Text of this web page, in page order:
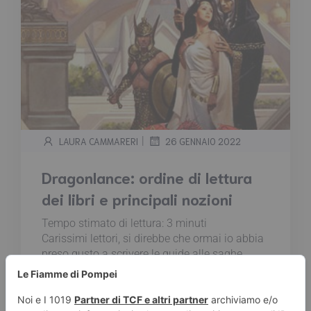
LAURA CAMMARERI | 26 GENNAIO 2022
Dragonlance: ordine di lettura
dei libri e principali nozioni
Tempo stimato di lettura: 3 minuti
Carissimi lettori, si direbbe che ormai io abbia
preso gusto a scrivere le guide alle saghe...
Oggi vorrei parlarvi di Dragonlance, fantasy
leggendario non solo come storia ma anche
nella realtà. Si perché forse non sapete che,